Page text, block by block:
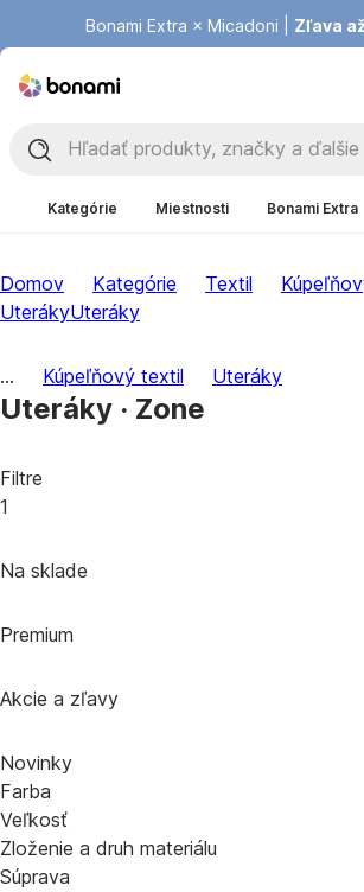
Bonami Extra × Micadoni | Zľava
Kategórie Miestnosti Bonami Extra
Domov Kategórie Textil
UterákyUteráky
... Kúpeľňový textil Uteráky
Uteráky · Zone
Filtre
1
Na sklade
Premium
Akcie a zľavy
Novinky
Farba
Veľkosť
Zloženie a druh materiálu
Súprava